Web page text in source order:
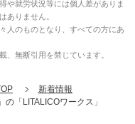
や就労状況等には個人差がありま
ありません。
人のものとなり、すべての方にあ
無断引用を禁じています。
新着情報
「LITALICOワークス」